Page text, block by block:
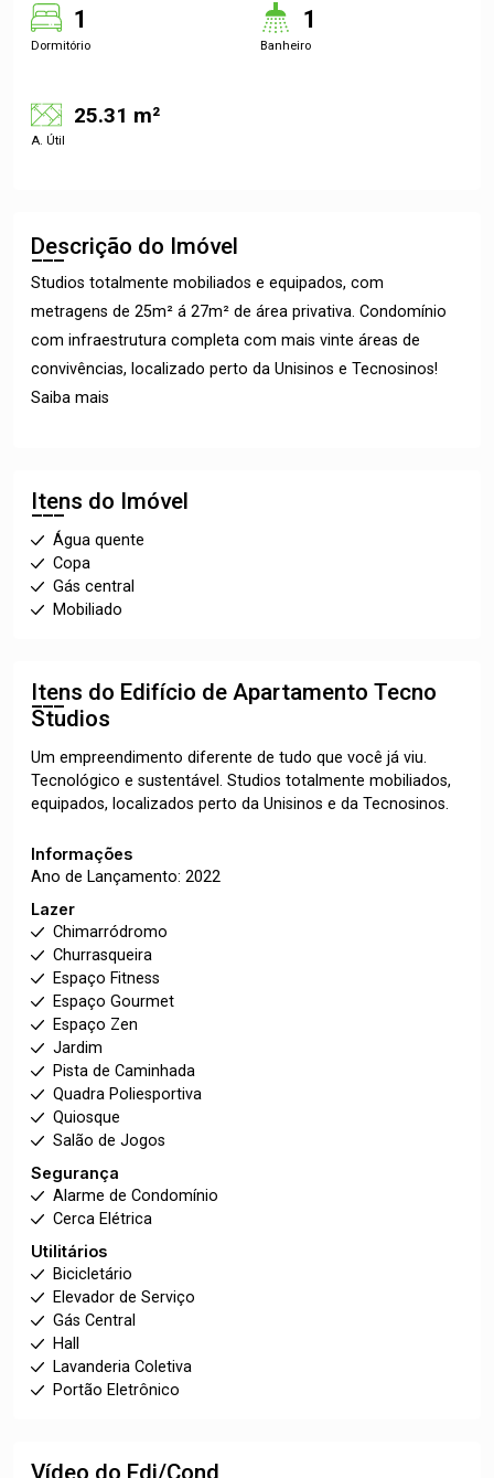
1
Dormitório
1
Banheiro
25.31 m²
A. Útil
Descrição do Imóvel
Studios totalmente mobiliados e equipados, com
metragens de 25m² á 27m² de área privativa. Condomínio
com infraestrutura completa com mais vinte áreas de
convivências, localizado perto da Unisinos e Tecnosinos!
Saiba mais
Itens do Imóvel
Água quente
Copa
Gás central
Mobiliado
Itens do Edifício de Apartamento Tecno
Studios
Um empreendimento diferente de tudo que você já viu.
Tecnológico e sustentável. Studios totalmente mobiliados,
equipados, localizados perto da Unisinos e da Tecnosinos.
Informações
Ano de Lançamento: 2022
Lazer
Chimarródromo
Churrasqueira
Espaço Fitness
Espaço Gourmet
Espaço Zen
Jardim
Pista de Caminhada
Quadra Poliesportiva
Quiosque
Salão de Jogos
Segurança
Alarme de Condomínio
Cerca Elétrica
Utilitários
Bicicletário
Elevador de Serviço
Gás Central
Hall
Lavanderia Coletiva
Portão Eletrônico
Vídeo do Edi/Cond